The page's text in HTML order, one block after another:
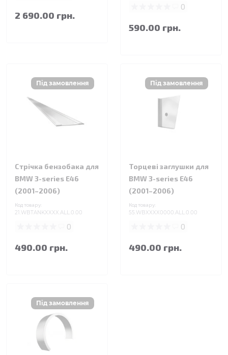
2 690.00 грн.
0
590.00 грн.
Стрічка бензобака для
BMW 3-series E46
(2001–2006)
Код товару:
21.WBTANKXXXX.ALL.0.00
0
490.00 грн.
Торцеві заглушки для
BMW 3-series E46
(2001–2006)
Код товару:
55.WBXXXX0000.ALL.0.00
0
490.00 грн.